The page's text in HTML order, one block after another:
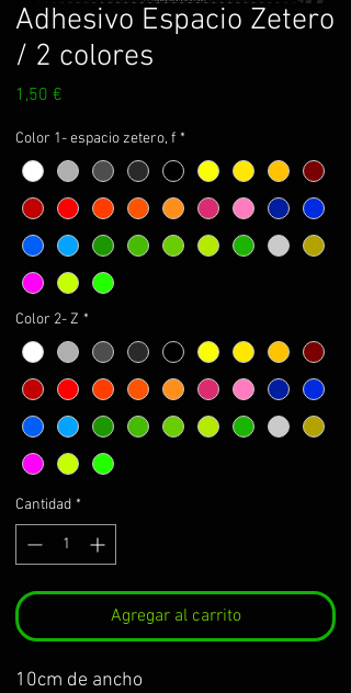
Adhesivo Espacio Zetero
/ 2 colores
1,50 €
Color 1- espacio zetero, f *
Color 2- Z *
Cantidad *
Agregar al carrito
10cm de ancho